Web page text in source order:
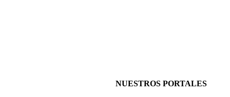
NUESTROS PORTALES